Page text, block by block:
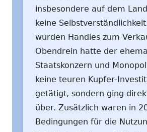
insbesondere auf dem
keine
wurden Handies zum
Obendrein hatte der
Staatskonzern und
keine teuren Kupfer-
getätigt, sondern ging
über. Zusätzlich waren in
Bedingungen für die